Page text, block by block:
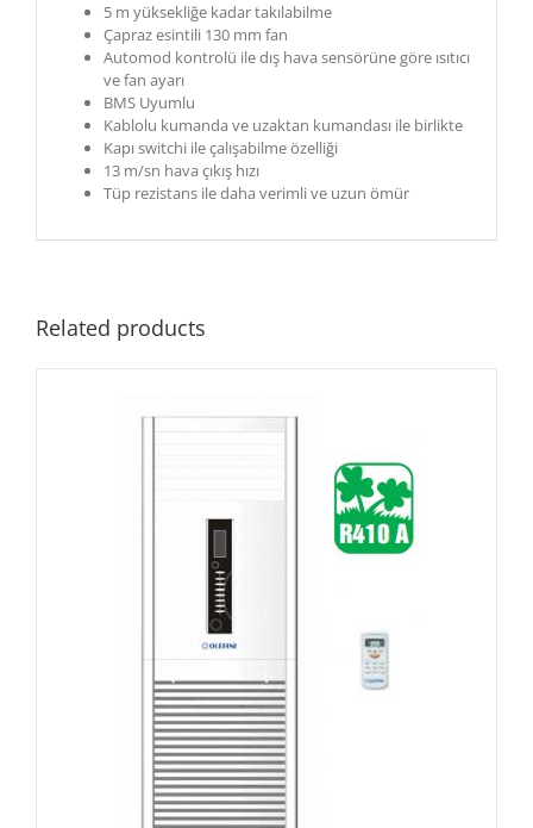
5 m yüksekliğe kadar takılabilme
Çapraz esintili 130 mm fan
Automod kontrolü ile dış hava sensörüne göre ısıtıcı
ve fan ayarı
BMS Uyumlu
Kablolu kumanda ve uzaktan kumandası ile birlikte
Kapı switchi ile çalışabilme özelliği
13 m/sn hava çıkış hızı
Tüp rezistans ile daha verimli ve uzun ömür
Related products